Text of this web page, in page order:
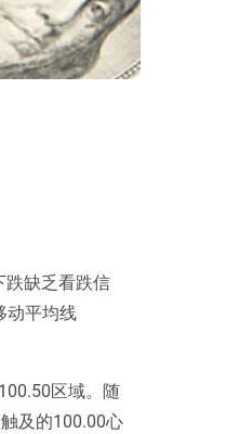
跌缺乏看跌信
动平均线
区域。随
及的100.00心